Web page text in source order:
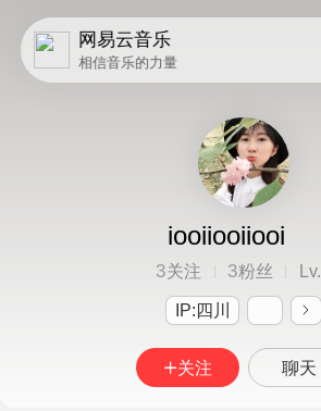
网易云音乐
相信音乐的力量
iooiiooiiooi
3关注 3粉丝 Lv.
IP:四川
关注 聊天